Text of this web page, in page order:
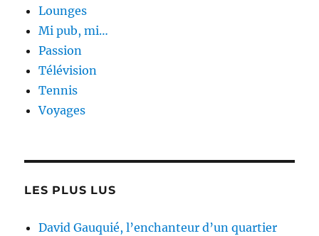
Lounges
Mi pub, mi…
Passion
Télévision
Tennis
Voyages
LES PLUS LUS
David Gauquié, l’enchanteur d’un quartier